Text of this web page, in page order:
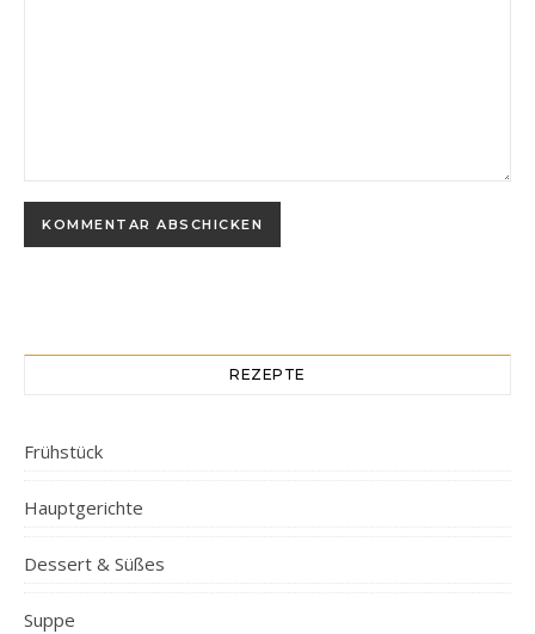
REZEPTE
Frühstück
Hauptgerichte
Dessert & Süßes
Suppe